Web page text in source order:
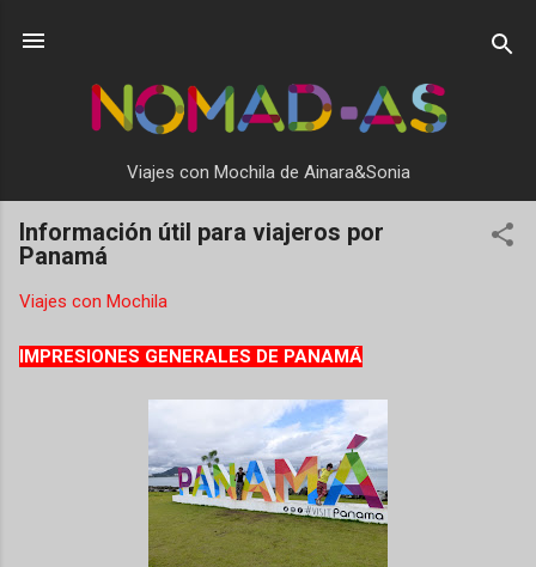
Viajes con Mochila de Ainara&Sonia
Información útil para viajeros por
Panamá
Viajes con Mochila
IMPRESIONES GENERALES DE PANAMÁ